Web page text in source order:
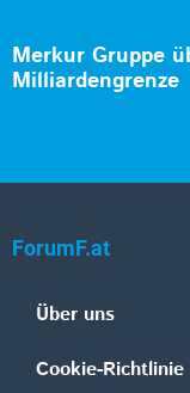
Merkur Gruppe
Milliardengrenze
ForumF.at
Über uns
Cookie-Richtlinie